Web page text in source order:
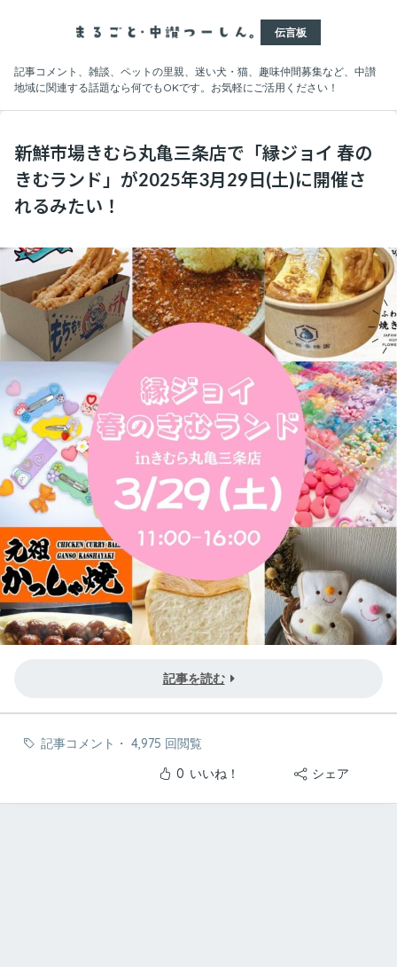
伝言板
記事コメント、雑談、ペットの里親、迷い犬・猫、趣味仲間募集など、中讃
地域に関連する話題なら何でもOKです。お気軽にご活用ください！
新鮮市場きむら丸亀三条店で「縁ジョイ 春の
きむランド」が2025年3月29日(土)に開催さ
れるみたい！
記事を読む
記事コメント ・ 4,975 回閲覧
シェア
0 いいね！